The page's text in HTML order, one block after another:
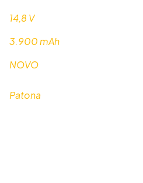
14,8 V
3.900 mAh
NOVO
Patona